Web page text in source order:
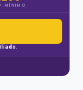
MÍNIMO